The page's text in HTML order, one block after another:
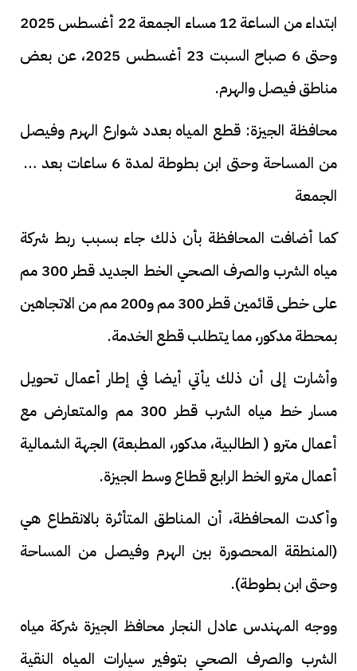
ابتداء من الساعة 12 مساء الجمعة 22 أغسطس 2025
وحتى 6 صباح السبت 23 أغسطس 2025، عن بعض
مناطق فيصل والهرم.
محافظة الجيزة: قطع المياه بعدد شوارع الهرم وفيصل
من المساحة وحتى ابن بطوطة لمدة 6 ساعات بعد غد
الجمعة
كما أضافت المحافظة بأن ذلك جاء بسبب ربط شركة
مياه الشرب والصرف الصحي الخط الجديد قطر 300 مم
على خطى قائمين قطر 300 مم و200 مم من الاتجاهين
بمحطة مدكور، مما يتطلب قطع الخدمة.
وأشارت إلى أن ذلك يأتي أيضا في إطار أعمال تحويل
مسار خط مياه الشرب قطر 300 مم والمتعارض مع
أعمال مترو ( الطالبية، مدكور، المطبعة) الجهة الشمالية
أعمال مترو الخط الرابع قطاع وسط الجيزة.
وأكدت المحافظة، أن المناطق المتأثرة بالانقطاع هي
(المنطقة المحصورة بين الهرم وفيصل من المساحة
وحتى ابن بطوطة).
ووجه المهندس عادل النجار محافظ الجيزة شركة مياه
الشرب والصرف الصحي بتوفير سيارات المياه النقية